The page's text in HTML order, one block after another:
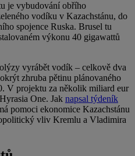
je vybudování obřího
vodíku v Kazachstánu, do
spojence Ruska. Brusel tu
výkonu 40 gigawattů
vyrábět vodík – celkově dva
zhruba pětinu plánovaného
V projektu za několik miliard eur
One. Jak napsal týdeník
pomoci ekonomice Kazachstánu
vliv Kremlu a Vladimira